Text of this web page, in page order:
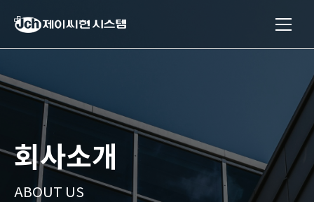
회사소개
ABOUT US